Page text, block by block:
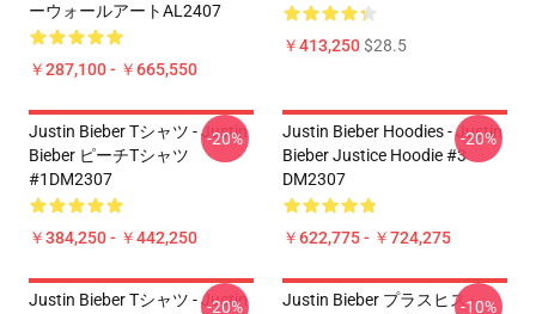
ーウォールアートAL2407
￥287,100 - ￥665,550
￥413,250$28.5
Justin Bieber Tシャツ - Justin
Bieber ピーチTシャツ
#1DM2307
￥384,250 - ￥442,250
-20%
Justin Bieber Hoodies - Justin
Bieber Justice Hoodie #3
DM2307
￥622,775 - ￥724,275
-20%
Justin Bieber Tシャツ - Justin
-20%
Justin Bieber プラスヒス --10%